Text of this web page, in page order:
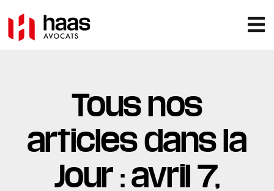
Tous nos
articles dans la
Jour : avril 7,